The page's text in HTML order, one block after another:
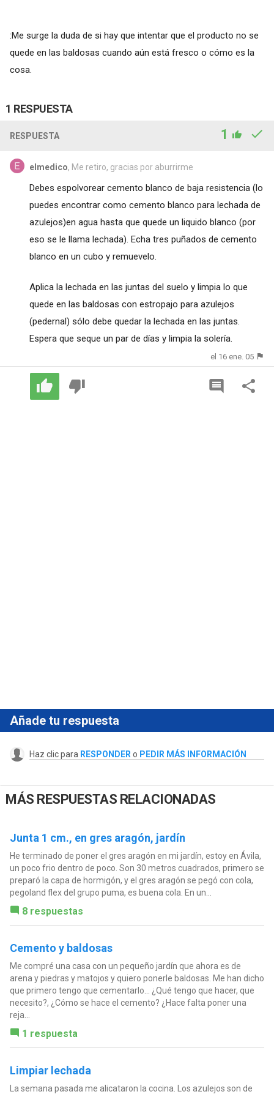
:Me surge la duda de si hay que intentar que el producto no se
quede en las baldosas cuando aún está fresco o cómo es la
cosa.
1 RESPUESTA
RESPUESTA 1
elmedico, Me retiro, gracias por aburrirme
Debes espolvorear cemento blanco de baja resistencia (lo
puedes encontrar como cemento blanco para lechada de
azulejos)en agua hasta que quede un liquido blanco (por
eso se le llama lechada). Echa tres puñados de cemento
blanco en un cubo y remuevelo.
Aplica la lechada en las juntas del suelo y limpia lo que
quede en las baldosas con estropajo para azulejos
(pedernal) sólo debe quedar la lechada en las juntas.
Espera que seque un par de días y limpia la solería.
el 16 ene. 05
Añade tu respuesta
Haz clic para RESPONDER o PEDIR MÁS INFORMACIÓN
MÁS RESPUESTAS RELACIONADAS
Junta 1 cm., en gres aragón, jardín
He terminado de poner el gres aragón en mi jardín, estoy en Ávila,
un poco frio dentro de poco. Son 30 metros cuadrados, primero se
preparó la capa de hormigón, y el gres aragón se pegó con cola,
pegoland flex del grupo puma, es buena cola. En un...
8 respuestas
Cemento y baldosas
Me compré una casa con un pequeño jardín que ahora es de
arena y piedras y matojos y quiero ponerle baldosas. Me han dicho
que primero tengo que cementarlo... ¿Qué tengo que hacer, que
necesito?, ¿Cómo se hace el cemento? ¿Hace falta poner una
reja...
1 respuesta
Limpiar lechada
La semana pasada me alicataron la cocina. Los azulejos son de